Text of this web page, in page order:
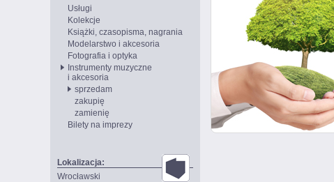
Usługi
Kolekcje
Książki, czasopisma, nagrania
Modelarstwo i akcesoria
Fotografia i optyka
Instrumenty muzyczne
i akcesoria
sprzedam
zakupię
zamienię
Bilety na imprezy
Lokalizacja:
Wrocławski